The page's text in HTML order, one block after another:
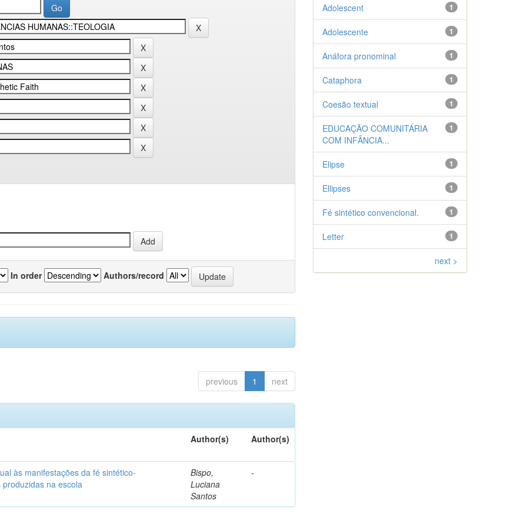
In order Authors/record
previous 1 next
Author(s) Author(s)
às manifestações da fé sintético-
na escola
Bispo,
Luciana
Santos
-
1
Adolescent
1
Adolescente
1
Anáfora pronominal
1
Cataphora
1
Coesão textual
1
EDUCAÇÃO COMUNITÁRIA
COM INFÂNCIA...
1
Elipse
1
Ellipses
1
Fé sintético convencional.
1
Letter
next >